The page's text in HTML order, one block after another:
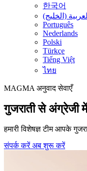
한국어
العربية (الخليج)
Português
Nederlands
Polski
Türkçe
Tiếng Việt
ไทย
MAGMA अनुवाद सेवाएँ
गुजराती से अंग्रेजी
हमारी विशेषज्ञ टीम आपके
संपर्क करेंअब शुरू करें